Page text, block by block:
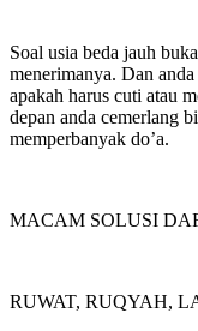
Soal usia beda jauh
menerimanya. Dan
apakah harus cuti atau
depan anda cemerlang
memperbanyak do’a.
MACAM SOLUSI
RUWAT, RUQYAH,